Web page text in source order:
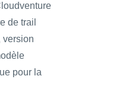
de trail
version
pour la